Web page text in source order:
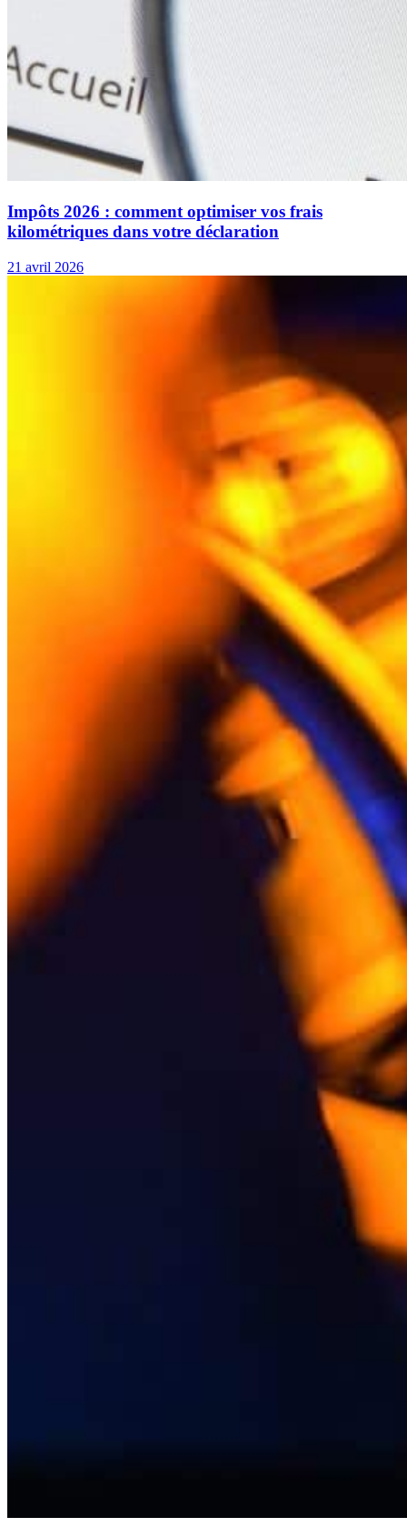
Impôts 2026 : comment optimiser vos frais
kilométriques dans votre déclaration
21 avril 2026